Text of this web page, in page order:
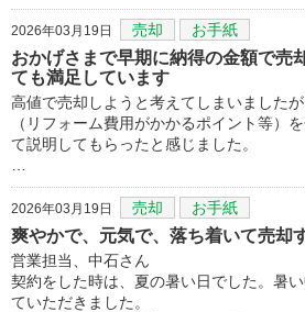
2026年03月19日 売却 お手紙
おかげさまで早期に納得の金額で売
ても満足しています
高値で売却しようと考えてしまいました
（リフォーム費用がかかるポイント等）
て説明してもらったと感じました。
2026年03月19日 売却 お手紙
爽やかで、元気で、落ち着いて売却
営業担当、中石さん
契約をした時は、夏の暑い日でした。暑
ていただきました。